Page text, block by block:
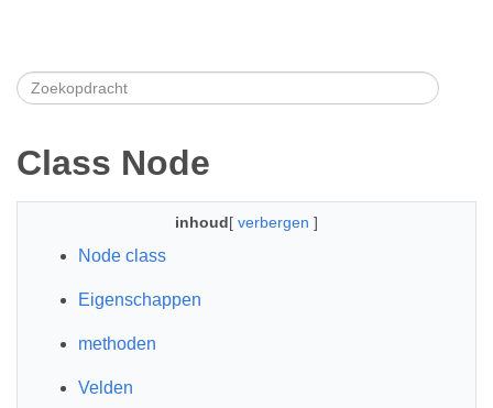
Class Node
inhoud[ verbergen ]
Node class
Eigenschappen
methoden
Velden